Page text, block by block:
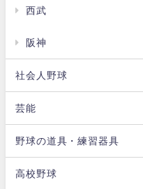
西武
阪神
社会人野球
芸能
野球の道具・練習器具
高校野球